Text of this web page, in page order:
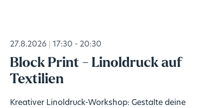
27.8.2026 17:30 - 20:30
Block Print - Linoldruck auf
Textilien
Kreativer Linoldruck-Workshop: Gestalte deine